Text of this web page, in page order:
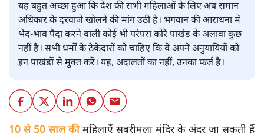
यह बहुत अच्छा हुआ कि देश की सभी महिलाओं के लिए अब समान
अधिकार के दरवाजे खोलने की मांग उठी है। भगवान की आराधना में
भेद-भाव पैदा करने वाली कोई भी परंपरा कोरे पाखंड के अलावा कुछ
नहीं है। सभी धर्मों के ठेकेदारों को चाहिए कि वे अपने अनुयायियों को
इन पाखंडों से मुक्त करें। यह, अदालतों का नहीं, उनका फर्ज है।